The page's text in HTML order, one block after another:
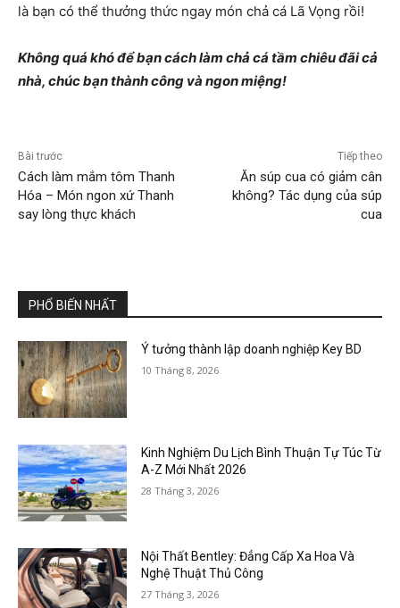
là bạn có thể thưởng thức ngay món chả cá Lã Vọng rồi!
Không quá khó để bạn cách làm chả cá tầm chiêu đãi cả
nhà, chúc bạn thành công và ngon miệng!
Bài trước
Cách làm mắm tôm Thanh
Hóa – Món ngon xứ Thanh
say lòng thực khách
Tiếp theo
Ăn súp cua có giảm cân
không? Tác dụng của súp
cua
PHỔ BIẾN NHẤT
Ý tưởng thành lập doanh nghiệp Key BD
10 Tháng 8, 2026
Kinh Nghiệm Du Lịch Bình Thuận Tự Túc Từ
A-Z Mới Nhất 2026
28 Tháng 3, 2026
Nội Thất Bentley: Đẳng Cấp Xa Hoa Và
Nghệ Thuật Thủ Công
27 Tháng 3, 2026